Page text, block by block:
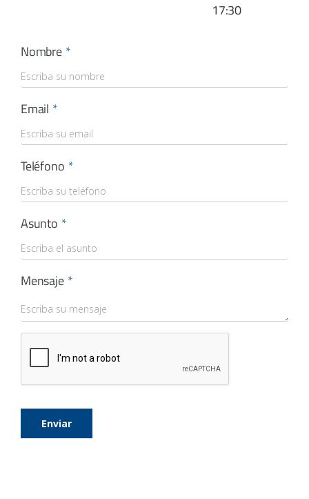
17:30
Nombre
Email
Teléfono
Asunto
Mensaje